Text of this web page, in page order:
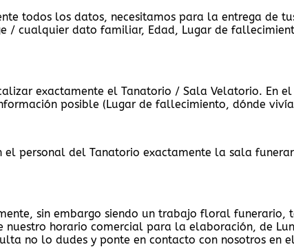
todos los datos, necesitamos para la entrega de
/ cualquier dato familiar, Edad, Lugar de
exactamente el Tanatorio / Sala Velatorio. En
posible (Lugar de fallecimiento, dónde
el personal del Tanatorio exactamente la sala
sin embargo siendo un trabajo floral funerario,
nuestro horario comercial para la elaboración, de
no lo dudes y ponte en contacto con nosotros en